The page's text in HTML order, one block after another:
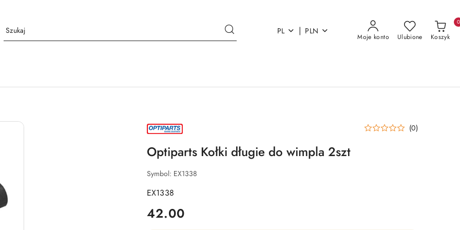
PL | PLN
Moje konto Ulubione Koszyk
0
NAZWA
PRODUCENTA: (0)
Optiparts Kołki długie do wimpla 2szt
Symbol: EX1338
EX1338
cena:
42.00